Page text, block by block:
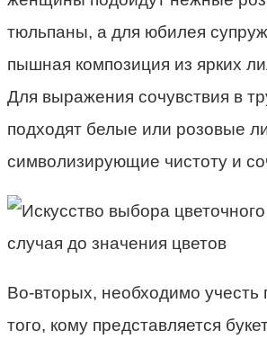
тюльпаны, а для юбилея
пышная композиция из ярких
Для выражения сочувствия в
подходят белые или розовые
символизирующие чистоту и
Во-вторых, необходимо учесть
того, кому представляется